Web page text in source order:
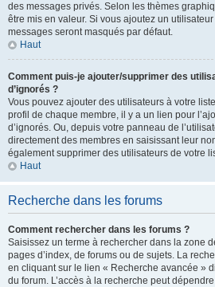
des messages privés. Selon les thèmes
être mis en valeur. Si vous ajoutez un
messages seront masqués par défaut.
Haut
Comment puis-je ajouter/supprimer des
d’ignorés ?
Vous pouvez ajouter des utilisateurs à votre
profil de chaque membre, il y a un lien pour
d’ignorés. Ou, depuis votre panneau de
directement des membres en saisissant leur
également supprimer des utilisateurs de votre
Haut
Recherche dans les forums
Comment rechercher dans les forums ?
Saisissez un terme à rechercher dans la zone
pages d’index, de forums ou de sujets. La
en cliquant sur le lien « Recherche avancée »
du forum. L’accès à la recherche peut